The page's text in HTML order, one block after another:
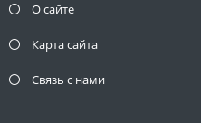
О сайте
Карта сайта
Связь с нами